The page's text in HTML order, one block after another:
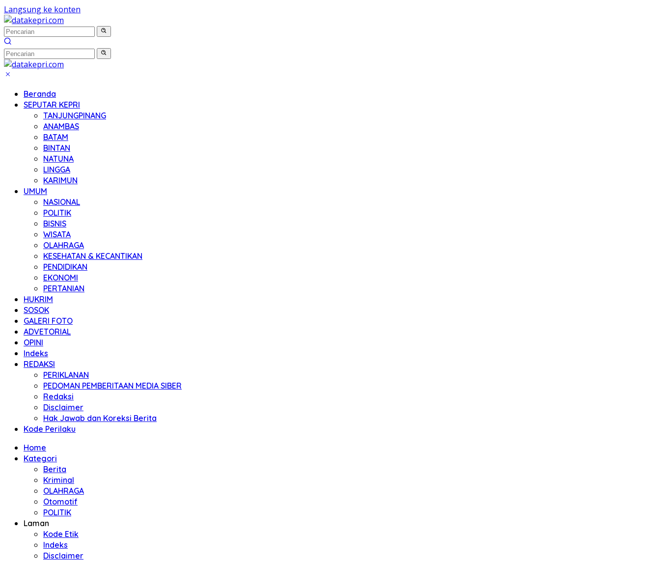
Langsung ke konten
Beranda
SEPUTAR KEPRI
TANJUNGPINANG
ANAMBAS
BATAM
BINTAN
NATUNA
LINGGA
KARIMUN
UMUM
NASIONAL
POLITIK
BISNIS
WISATA
OLAHRAGA
KESEHATAN & KECANTIKAN
PENDIDIKAN
EKONOMI
PERTANIAN
HUKRIM
SOSOK
GALERI FOTO
ADVETORIAL
OPINI
Indeks
REDAKSI
PERIKLANAN
PEDOMAN PEMBERITAAN MEDIA SIBER
Redaksi
Disclaimer
Hak Jawab dan Koreksi Berita
Kode Perilaku
Home
Kategori
Berita
Kriminal
OLAHRAGA
Otomotif
POLITIK
Laman
Kode Etik
Indeks
Disclaimer